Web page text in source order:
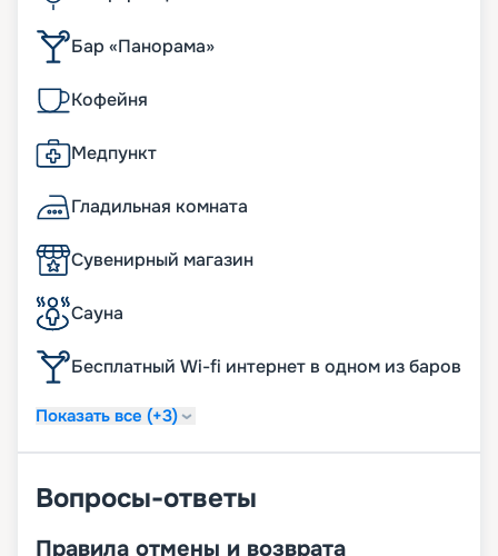
Бар «Панорама»
Кофейня
Медпункт
Гладильная комната
Сувенирный магазин
Сауна
Бесплатный Wi-fi интернет в одном из баров
Показать все (+3)
Вопросы-ответы
Правила отмены и возврата